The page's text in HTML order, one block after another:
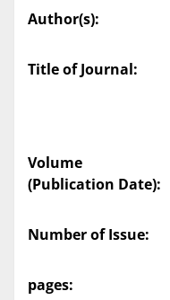
Author(s):
Title of Journal:
Volume
(Publication Date):
Number of Issue:
pages: